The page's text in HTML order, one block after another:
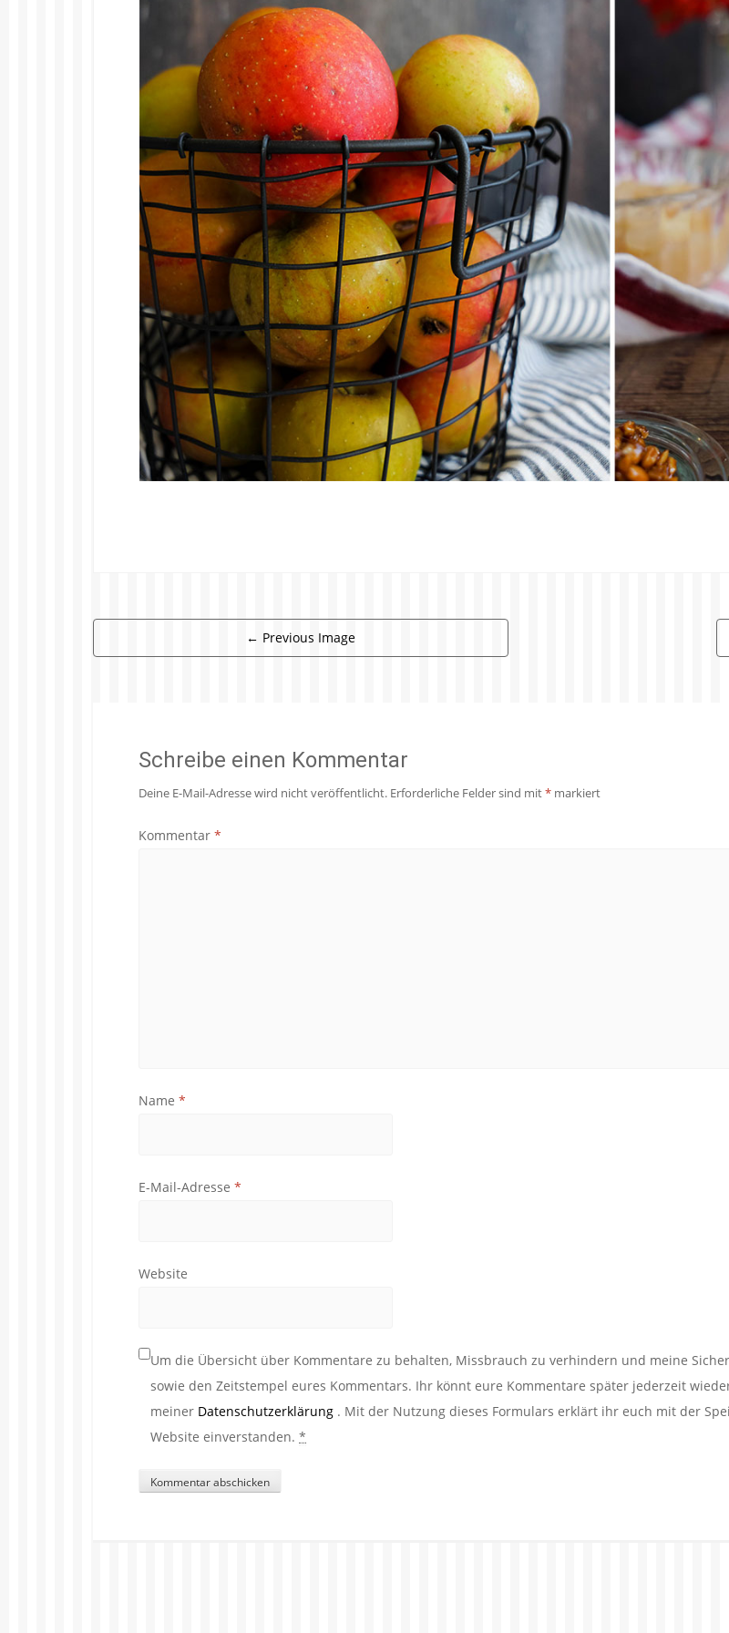
← Previous Image
Schreibe einen Kommentar
Deine E-Mail-Adresse wird nicht veröffentlicht. Erforderliche Felder sind mit* markiert
Kommentar *
Name *
E-Mail-Adresse *
Website
Um die Übersicht über Kommentare zu behalten, Missbrauch zu verhindern und meine
sowie den Zeitstempel eures Kommentars. Ihr könnt eure Kommentare später jederzeit
meiner Datenschutzerklärung . Mit der Nutzung dieses Formulars erklärt ihr euch mit der
Website einverstanden. *